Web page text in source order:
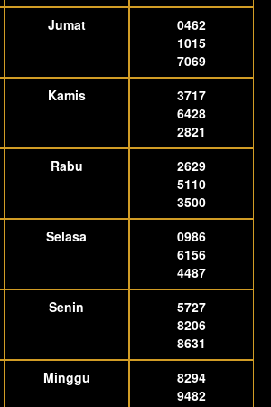
Jumat
0462
1015
7069
Kamis
3717
6428
2821
Rabu
2629
5110
3500
Selasa
0986
6156
4487
Senin
5727
8206
8631
Minggu
8294
9482